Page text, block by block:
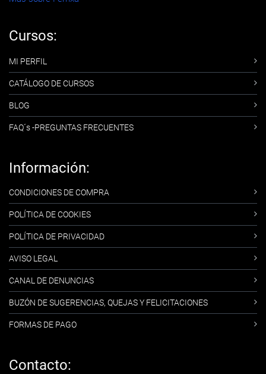
Cursos:
MI PERFIL
CATÁLOGO DE CURSOS
BLOG
FAQ´s -PREGUNTAS FRECUENTES
Información:
CONDICIONES DE COMPRA
POLÍTICA DE COOKIES
POLÍTICA DE PRIVACIDAD
AVISO LEGAL
CANAL DE DENUNCIAS
BUZÓN DE SUGERENCIAS, QUEJAS Y FELICITACIONES
FORMAS DE PAGO
Contacto: